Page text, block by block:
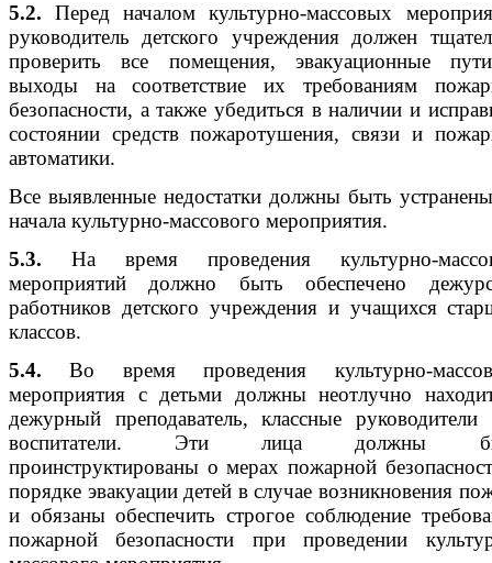
5.2. Перед началом культурно-массовых
руководитель детского учреждения должен
проверить все помещения, эвакуационные
выходы на соответствие их требованиям
безопасности, а также убедиться в наличии и
состоянии средств пожаротушения, связи и
автоматики.
Все выявленные недостатки должны быть
начала культурно-массового мероприятия.
5.3. На время проведения культурно-
мероприятий должно быть обеспечено
работников детского учреждения и учащихся
классов.
5.4. Во время проведения культурно-
мероприятия с детьми должны неотлучно
дежурный преподаватель, классные руководители
воспитатели. Эти лица должны
проинструктированы о мерах пожарной
порядке эвакуации детей в случае возникновения
и обязаны обеспечить строгое соблюдение
пожарной безопасности при проведении